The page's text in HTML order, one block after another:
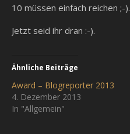
10 müssen einfach reichen ;-).
Jetzt seid ihr dran :-).
Ähnliche Beiträge
Award – Blogreporter 2013
4. Dezember 2013
In "Allgemein"